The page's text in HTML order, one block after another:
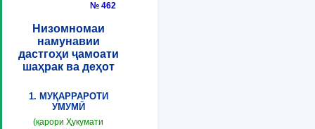
№ 462
Низомномаи
намунавии
дастгоҳи ҷамоати
шаҳрак ва деҳот
1. МУҚАРРАРОТИ
УМУМӢ
(қарори Ҳукумати